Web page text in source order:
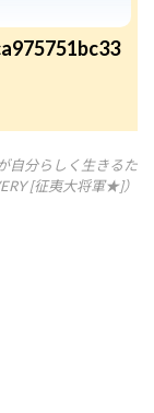
自分らしく生きるた
[征夷大将軍★]）